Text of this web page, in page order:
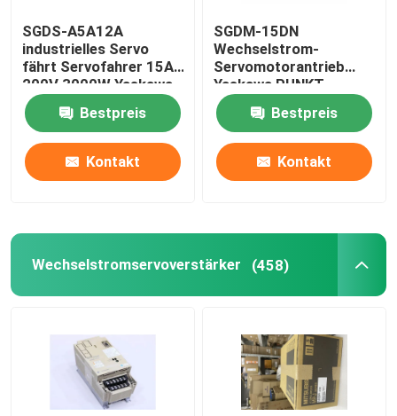
SGDS-A5A12A
industrielles Servo
fährt Servofahrer 15A
200V 3000W Yaskawa
Bestpreis
Kontakt
SGDM-15DN
Wechselstrom-
Servomotorantrieb
Yaskawa PUNKT
Servopack 0,5
Amperes 32Bestpreis
Kontakt
Wechselstromservoverstärker (458)